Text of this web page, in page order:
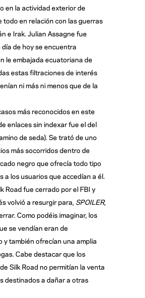
en la actividad exterior de
todo en relación con las guerras
e Irak. Julian Assagne fue
de hoy se encuentra
le embajada ecuatoriana de
estas filtraciones de interés
ni más ni menos que de la
más reconocidos en este
enlaces sin indexar fue el del
de seda). Se trató de uno
más socorridos dentro de
negro que ofrecía todo tipo
a los usuarios que accedían a él.
Road fue cerrado por el FBI y
volvió a resurgir para, SPOILER,
Como podéis imaginar, los
se vendían eran de
y también ofrecían una amplia
Cabe destacar que los
Silk Road no permitían la venta
destinados a dañar a otras